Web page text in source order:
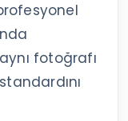
fotoğrafı